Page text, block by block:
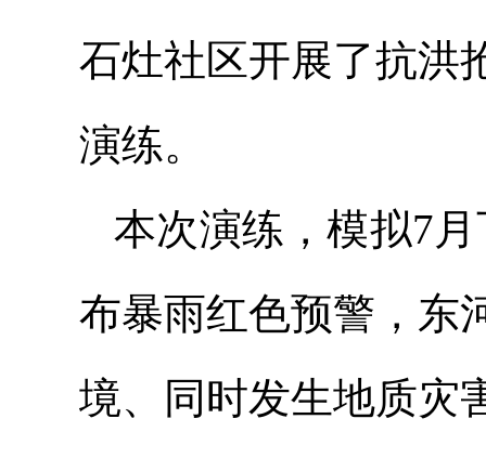
石灶社区开展了抗洪
演练。
本次演练，模拟7
布暴雨红色预警，东
境、同时发生地质灾